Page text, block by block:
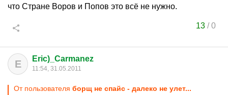
что Стране Воров и Попов это всё не нужно.
13 /0
E Eric)_Carmanez
11:54, 31.05.2011
От пользователя борщ не спайс - далеко не улет...